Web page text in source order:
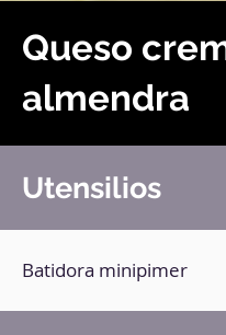
Queso
almendra
Utensilios
Batidora minipimer